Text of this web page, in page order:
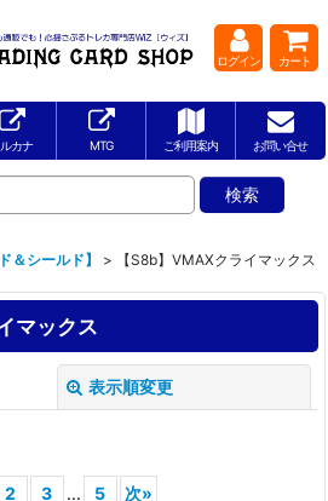
ログイン カート
カナ MTG ご利用案内 お問い合せ
＆シールド】 > 【S8b】VMAXクライマックス
マックス
表示順変更
2 3 ... 5 次»